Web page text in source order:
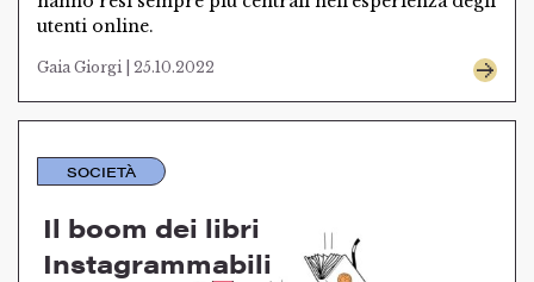
utenti online.
Gaia Giorgi | 25.10.2022
SOCIETÀ
Il boom dei libri
Instagrammabili